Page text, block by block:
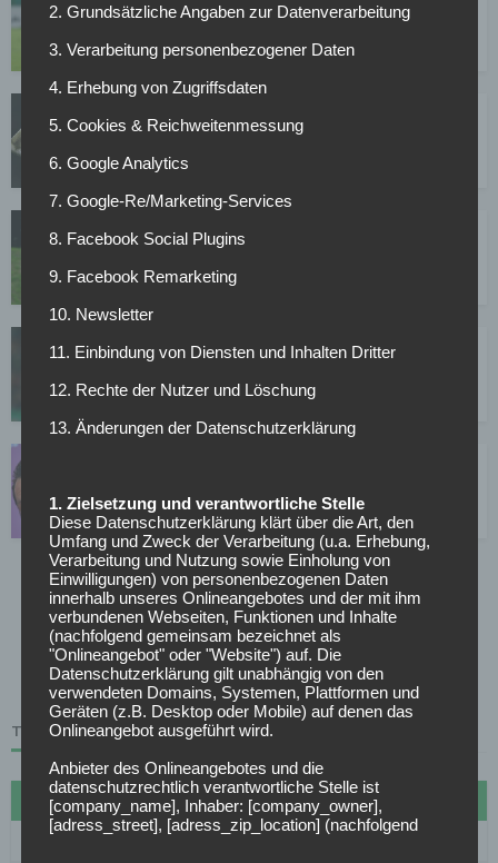
Abschied beim Club
Nürnberg
01.08.2019
St. Pauli: Comebacker Hornschuh spricht von
einem „besonderen Tag“
01.08.2019
Bremen: Lazio Rom möchte Davy Klaassen
verpflichten
01.08.2019
01.08.2019
1 … 1.659 1.660 1.661 1.662 1.663
2.101
Page 1661 of 2101
TABELLE
Name Sp
FC Bayern München 72
2. Grundsätzliche Angaben zur Datenverarbeitung
3. Verarbeitung personenbezogener Daten
4. Erhebung von Zugriffsdaten
5. Cookies & Reichweitenmessung
6. Google Analytics
7. Google-Re/Marketing-Services
8. Facebook Social Plugins
9. Facebook Remarketing
10. Newsletter
11. Einbindung von Diensten und Inhalten Dritter
12. Rechte der Nutzer und Löschung
13. Änderungen der Datenschutzerklärung
1. Zielsetzung und verantwortliche Stelle
Diese Datenschutzerklärung klärt über die Art, den
Umfang und Zweck der Verarbeitung (u.a. Erhebung,
Verarbeitung und Nutzung sowie Einholung von
Einwilligungen) von personenbezogenen Daten
innerhalb unseres Onlineangebotes und der mit ihm
verbundenen Webseiten, Funktionen und Inhalte
(nachfolgend gemeinsam bezeichnet als
"Onlineangebot" oder "Website") auf. Die
Datenschutzerklärung gilt unabhängig von den
verwendeten Domains, Systemen, Plattformen und
Geräten (z.B. Desktop oder Mobile) auf denen das
Onlineangebot ausgeführt wird.
Anbieter des Onlineangebotes und die
datenschutzrechtlich verantwortliche Stelle ist
[company_name], Inhaber: [company_owner],
[adress_street], [adress_zip_location] (nachfolgend